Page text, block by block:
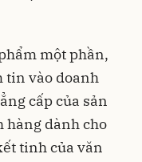
một phần,
tin vào doanh
cấp của sản
hàng dành cho
tinh của văn